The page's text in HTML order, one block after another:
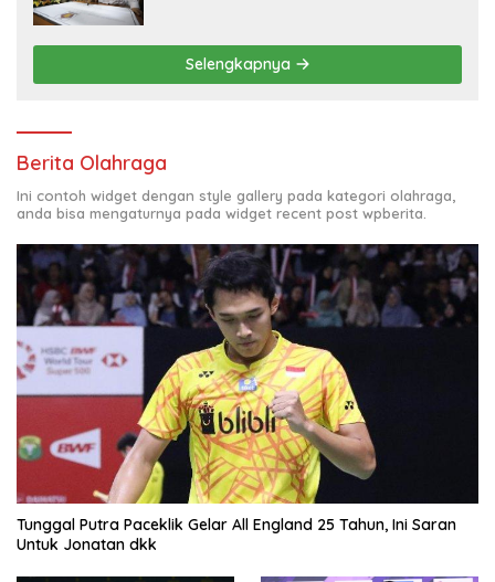
Selengkapnya
Berita Olahraga
Ini contoh widget dengan style gallery pada kategori olahraga,
anda bisa mengaturnya pada widget recent post wpberita.
Tunggal Putra Paceklik Gelar All England 25 Tahun, Ini Saran
Untuk Jonatan dkk